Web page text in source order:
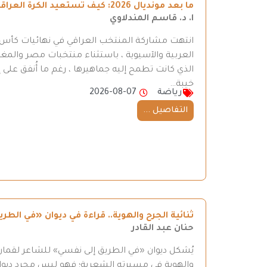
ما بعد مونديال 2026: كيف تستعيد الكرة العراقية طريقها إلى المنافسة
ا. د. قاسم المندلاوي
العربية والآسيوية ، باستثناء منتخبات مصر
الذي كانت تطمح إليه جماهيرها ، رغم ما أُنفق على
خيبة…
رياضة
2026-08-07
التفاصيل ...
ثنائية الجرح والهوية.. قراءة في ديوان «في
حنان عبد القادر
يُشكل ديوان «في الطريق إلى نفسي» للشاعر